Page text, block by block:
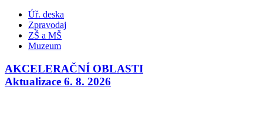
Úř. deska
Zpravodaj
ZŠ a MŠ
Muzeum
AKCELERAČNÍ OBLASTI
Aktualizace 6. 8. 2026